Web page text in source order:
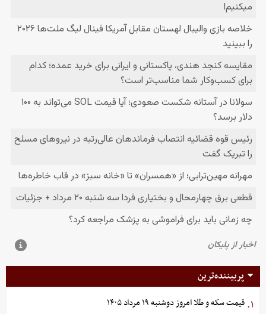
پربیننده‌ترین
۱. قیمت سکه و طلا امروز دوشنبه ۱۹ مرداد ۱۴۰۵